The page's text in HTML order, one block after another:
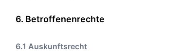
Betroffenenrechte
Auskunftsrecht